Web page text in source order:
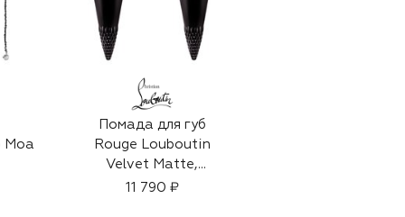
Moa
Помада для губ
Rouge Louboutin
Velvet Matte,
оттенок Burning
11 790 ₽